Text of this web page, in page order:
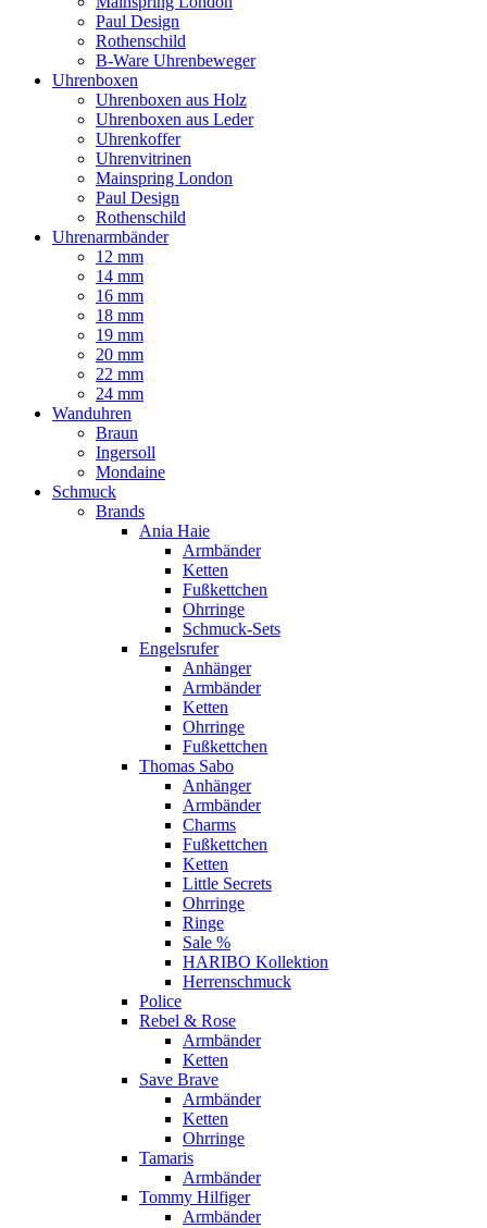
Paul Design
Rothenschild
B-Ware Uhrenbeweger
Uhrenboxen
Uhrenboxen aus Holz
Uhrenboxen aus Leder
Uhrenkoffer
Uhrenvitrinen
Mainspring London
Paul Design
Rothenschild
Uhrenarmbänder
12 mm
14 mm
16 mm
18 mm
19 mm
20 mm
22 mm
24 mm
Wanduhren
Braun
Ingersoll
Mondaine
Schmuck
Brands
Ania Haie
Armbänder
Ketten
Fußkettchen
Ohrringe
Schmuck-Sets
Engelsrufer
Anhänger
Armbänder
Ketten
Ohrringe
Fußkettchen
Thomas Sabo
Anhänger
Armbänder
Charms
Fußkettchen
Ketten
Little Secrets
Ohrringe
Ringe
Sale %
HARIBO Kollektion
Herrenschmuck
Police
Rebel & Rose
Armbänder
Ketten
Save Brave
Armbänder
Ketten
Ohrringe
Tamaris
Armbänder
Tommy Hilfiger
Armbänder